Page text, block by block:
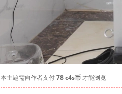
本主题需向作者支付78 c4s币才能浏览